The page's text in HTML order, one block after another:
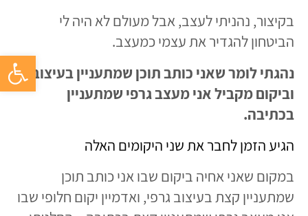
פתח
בקיצור, נהניתי לעצב, אבל מעולם לא היה לי
הביטחון להגדיר את עצמי כמעצב.
נהגתי לומר שאני כותב תוכן שמתעניין בעיצוב,
וביקום מקביל אני מעצב גרפי שמתעניין
בכתיבה.
הגיע הזמן לחבר את שני היקומים האלה
במקום שאני אחיה ביקום שבו אני כותב תוכן
שמתעניין קצת בעיצוב גרפי, ואדמיין יקום חלופי שבו